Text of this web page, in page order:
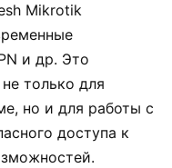
Mikrotik
и др. Это
только для
но и для работы с
доступа к